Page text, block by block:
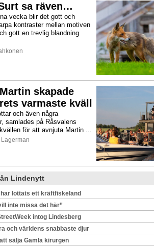
sa räven…
vecka blir det gott och
kontraster mellan motiven
gott en trevlig blandning
skapade
varmaste kväll
och även några
samlades på Råsvalens
för att avnjuta Martin ...
Lindenytt
lottats ett kräftfiskeland
inte missa det här”
intog Lindesberg
och världens snabbaste djur
sälja Gamla kirurgen